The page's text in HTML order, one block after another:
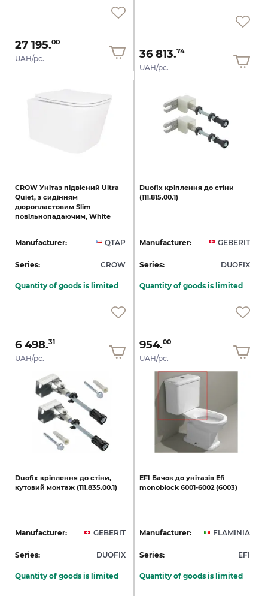
27 195.00
UAH/pc. 36 813.74
UAH/pc.
CROW Унітаз підвісний Ultra
Quiet, з сидінням
дюропластовим Slim
повільнопадаючим, White
Manufacturer: QTAP
Series: CROW
Quantity of goods is limited
6 498.31
UAH/pc.
Duofix кріплення до стіни
(111.815.00.1)
Manufacturer: GEBERIT
Series: DUOFIX
Quantity of goods is limited
954.00
UAH/pc.
Duofix кріплення до стіни,
кутовий монтаж (111.835.00.1)
Manufacturer: GEBERIT
Series: DUOFIX
Quantity of goods is limited
EFI Бачок до унітазів Efi
monoblock 6001-6002 (6003)
Manufacturer: FLAMINIA
Series: EFI
Quantity of goods is limited